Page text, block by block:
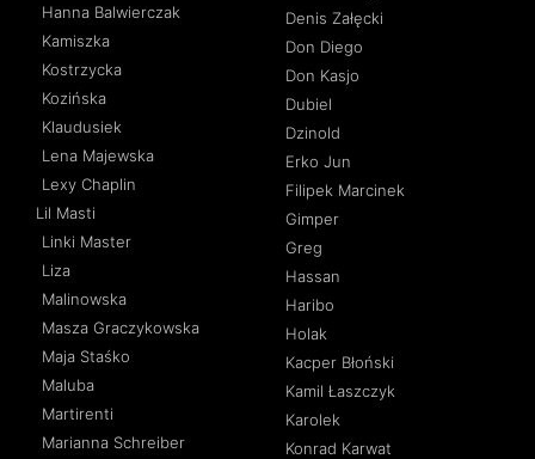
Hanna Balwierczak
Kamiszka
Kostrzycka
Kozińska
Klaudusiek
Lena Majewska
Lexy Chaplin
Lil Masti
Linki Master
Liza
Malinowska
Masza Graczykowska
Maja Staśko
Maluba
Martirenti
Marianna Schreiber
Denis Załęcki
Don Diego
Don Kasjo
Dubiel
Dzinold
Erko Jun
Filipek Marcinek
Gimper
Greg
Hassan
Haribo
Holak
Kacper Błoński
Kamil Łaszczyk
Karolek
Konrad Karwat